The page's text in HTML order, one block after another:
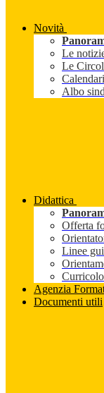
Novità
Le
Le
Albo
Didattica
Offerta
Linee
Agenzia
Documenti utili